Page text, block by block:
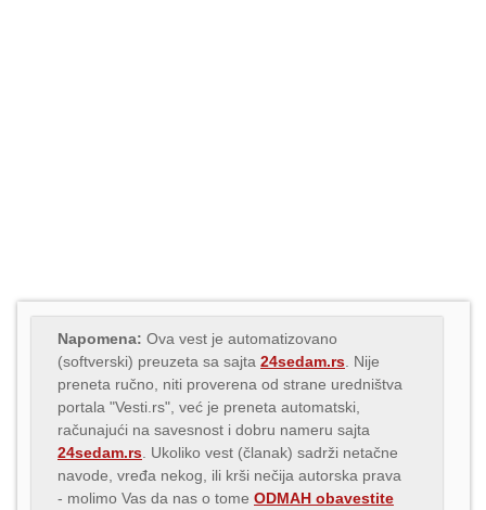
Napomena: Ova vest je automatizovano
(softverski) preuzeta sa sajta 24sedam.rs . Nije
preneta ručno, niti proverena od strane uredništva
portala "Vesti.rs", već je preneta automatski,
računajući na savesnost i dobru nameru sajta
24sedam.rs . Ukoliko vest (članak) sadrži netačne
navode, vređa nekog, ili krši nečija autorska prava
- molimo Vas da nas o tome ODMAH obavestite